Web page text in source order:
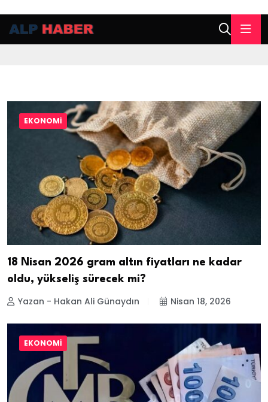
EKONOMI
18 Nisan 2026 gram altın fiyatları ne kadar
oldu, yükseliş sürecek mi?
Yazan - Hakan Ali Günaydın Nisan 18, 2026
EKONOMI